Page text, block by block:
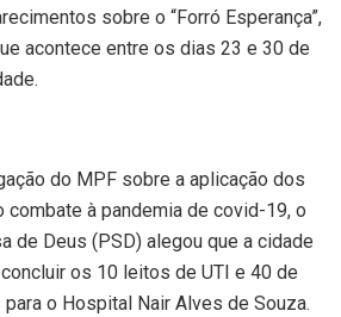
sobre o “Forró Esperança”,
acontece entre os dias 23 e 30 de
do MPF sobre a aplicação dos
à pandemia de covid-19, o
de Deus (PSD) alegou que a cidade
os 10 leitos de UTI e 40 de
o Hospital Nair Alves de Souza.